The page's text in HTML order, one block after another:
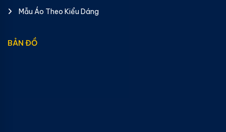
Mẫu Áo Theo Kiểu Dáng
BẢN ĐỒ